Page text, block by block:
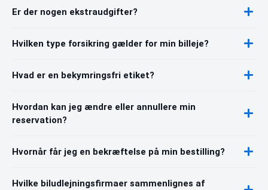
Er der nogen ekstraudgifter?
Hvilken type forsikring gælder for min billeje?
Hvad er en bekymringsfri etiket?
Hvordan kan jeg ændre eller annullere min
reservation?
Hvornår får jeg en bekræftelse på min bestilling?
Hvilke biludlejningsfirmaer sammenlignes af